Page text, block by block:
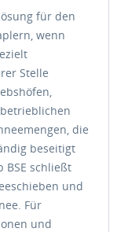
für den
wenn
Stelle
die
beseitigt
BSE schließt
und
Für
und